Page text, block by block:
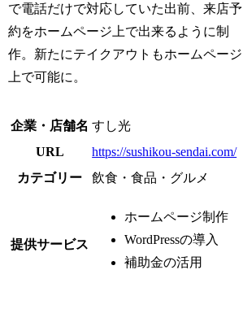
で電話だけで対応していた出前、来店予
約をホームページ上で出来るように制
作。新たにテイクアウトもホームページ
上で可能に。
企業・店舗名 すし光
URL
https://sushikou-sendai.com/
カテゴリー
飲食・食品・グルメ
提供サービス
ホームページ制作
WordPressの導入
補助金の活用